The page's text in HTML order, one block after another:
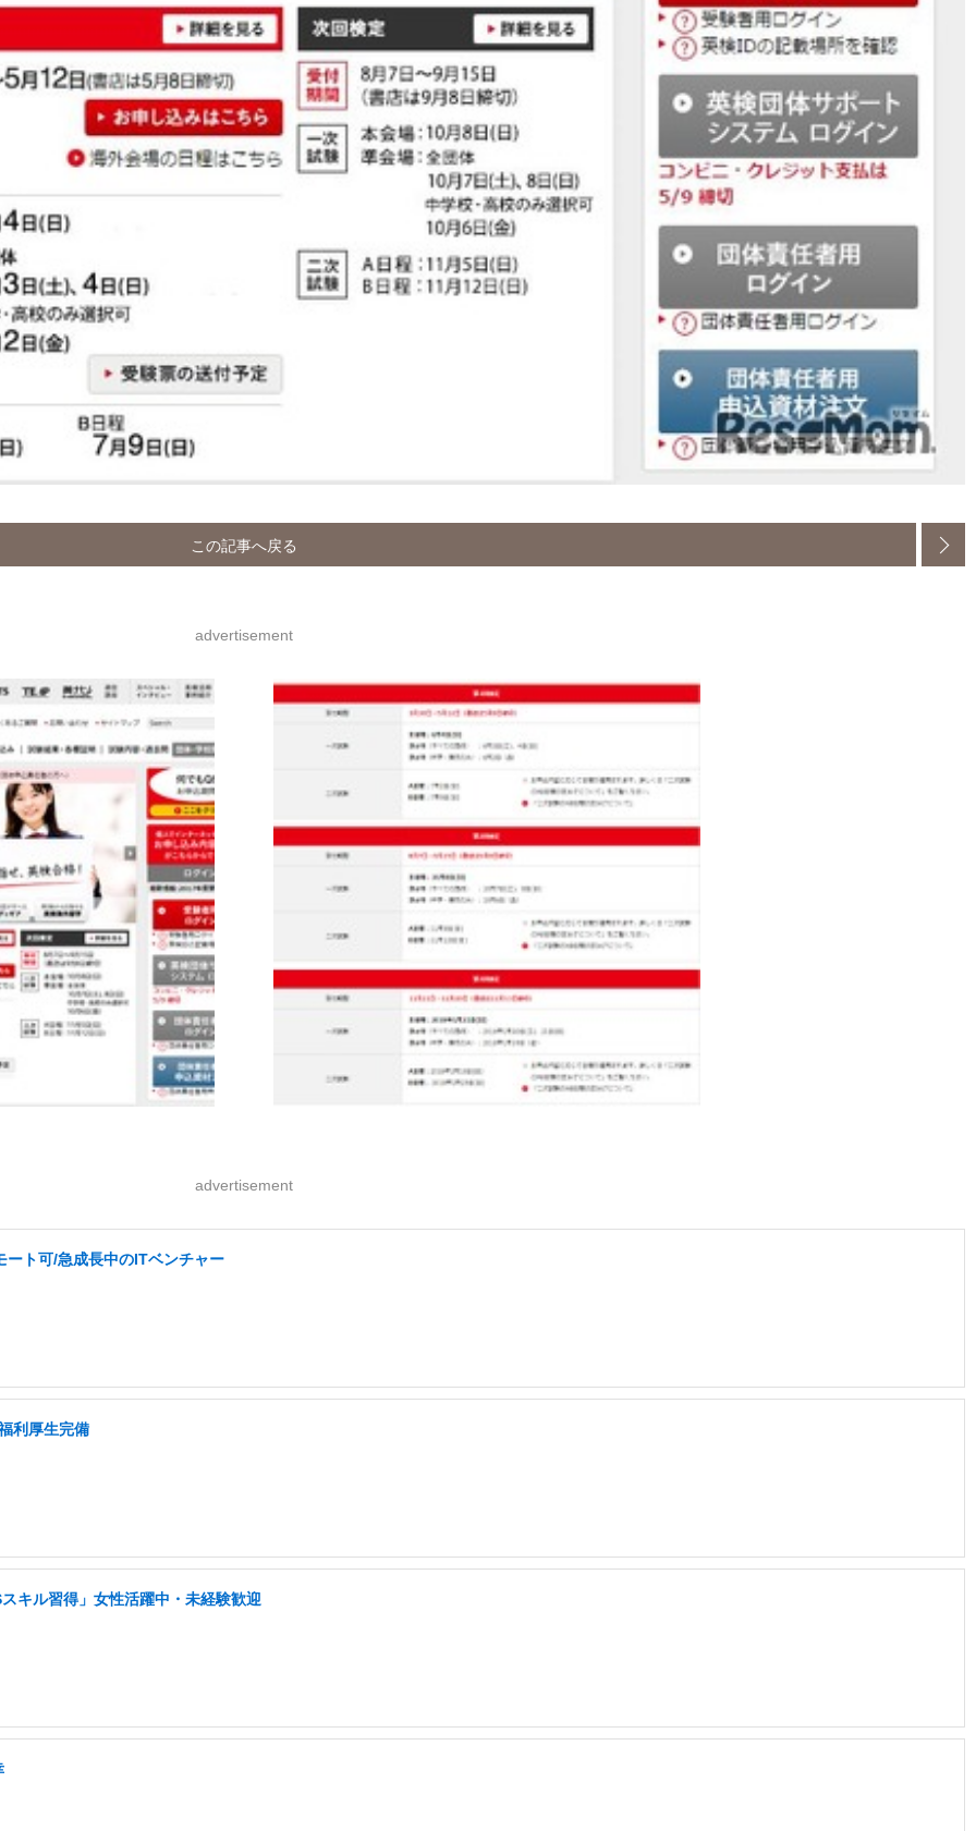
この記事へ戻る
advertisement
advertisement
ト可/急成長中のITベンチャー
利厚生完備
キル習得」女性活躍中・未経験歓迎